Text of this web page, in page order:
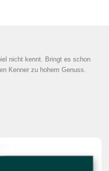
nicht kennt. Bringt es schon
Kenner zu hohem Genuss.